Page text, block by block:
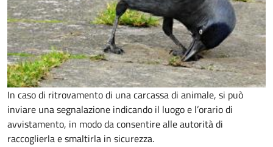
In caso di ritrovamento di una carcassa di animale, si può
inviare una segnalazione indicando il luogo e l’orario di
avvistamento, in modo da consentire alle autorità di
raccoglierla e smaltirla in sicurezza.